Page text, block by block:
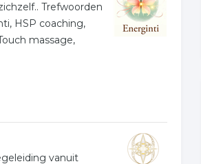
Trefwoorden
HSP coaching,
massage,
vanuit